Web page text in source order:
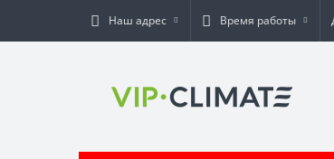
Наш адрес Время работы